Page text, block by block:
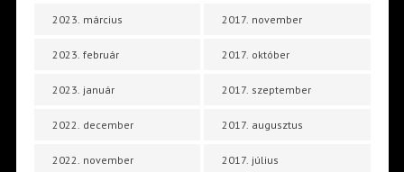
2023. március
2023. február
2023. január
2022. december
2022. november
2017. november
2017. október
2017. szeptember
2017. augusztus
2017. július